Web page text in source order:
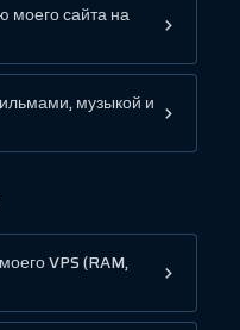
моего сайта на
музыкой и
VPS (RAM,